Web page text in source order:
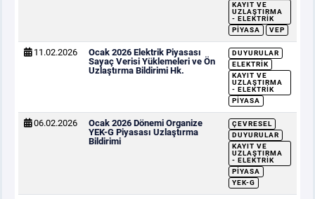
KAYIT VE
UZLAŞTIRMA
- ELEKTRIK
PIYASA
VEP
11.02.2026
Ocak 2026 Elektrik Piyasası
Sayaç Verisi Yüklemeleri ve Ön
Uzlaştırma Bildirimi Hk.
DUYURULAR
ELEKTRIK
KAYIT VE
UZLAŞTIRMA
- ELEKTRIK
PIYASA
06.02.2026
Ocak 2026 Dönemi Organize
YEK-G Piyasası Uzlaştırma
Bildirimi
ÇEVRESEL
DUYURULAR
KAYIT VE
UZLAŞTIRMA
- ELEKTRIK
PIYASA
YEK-G